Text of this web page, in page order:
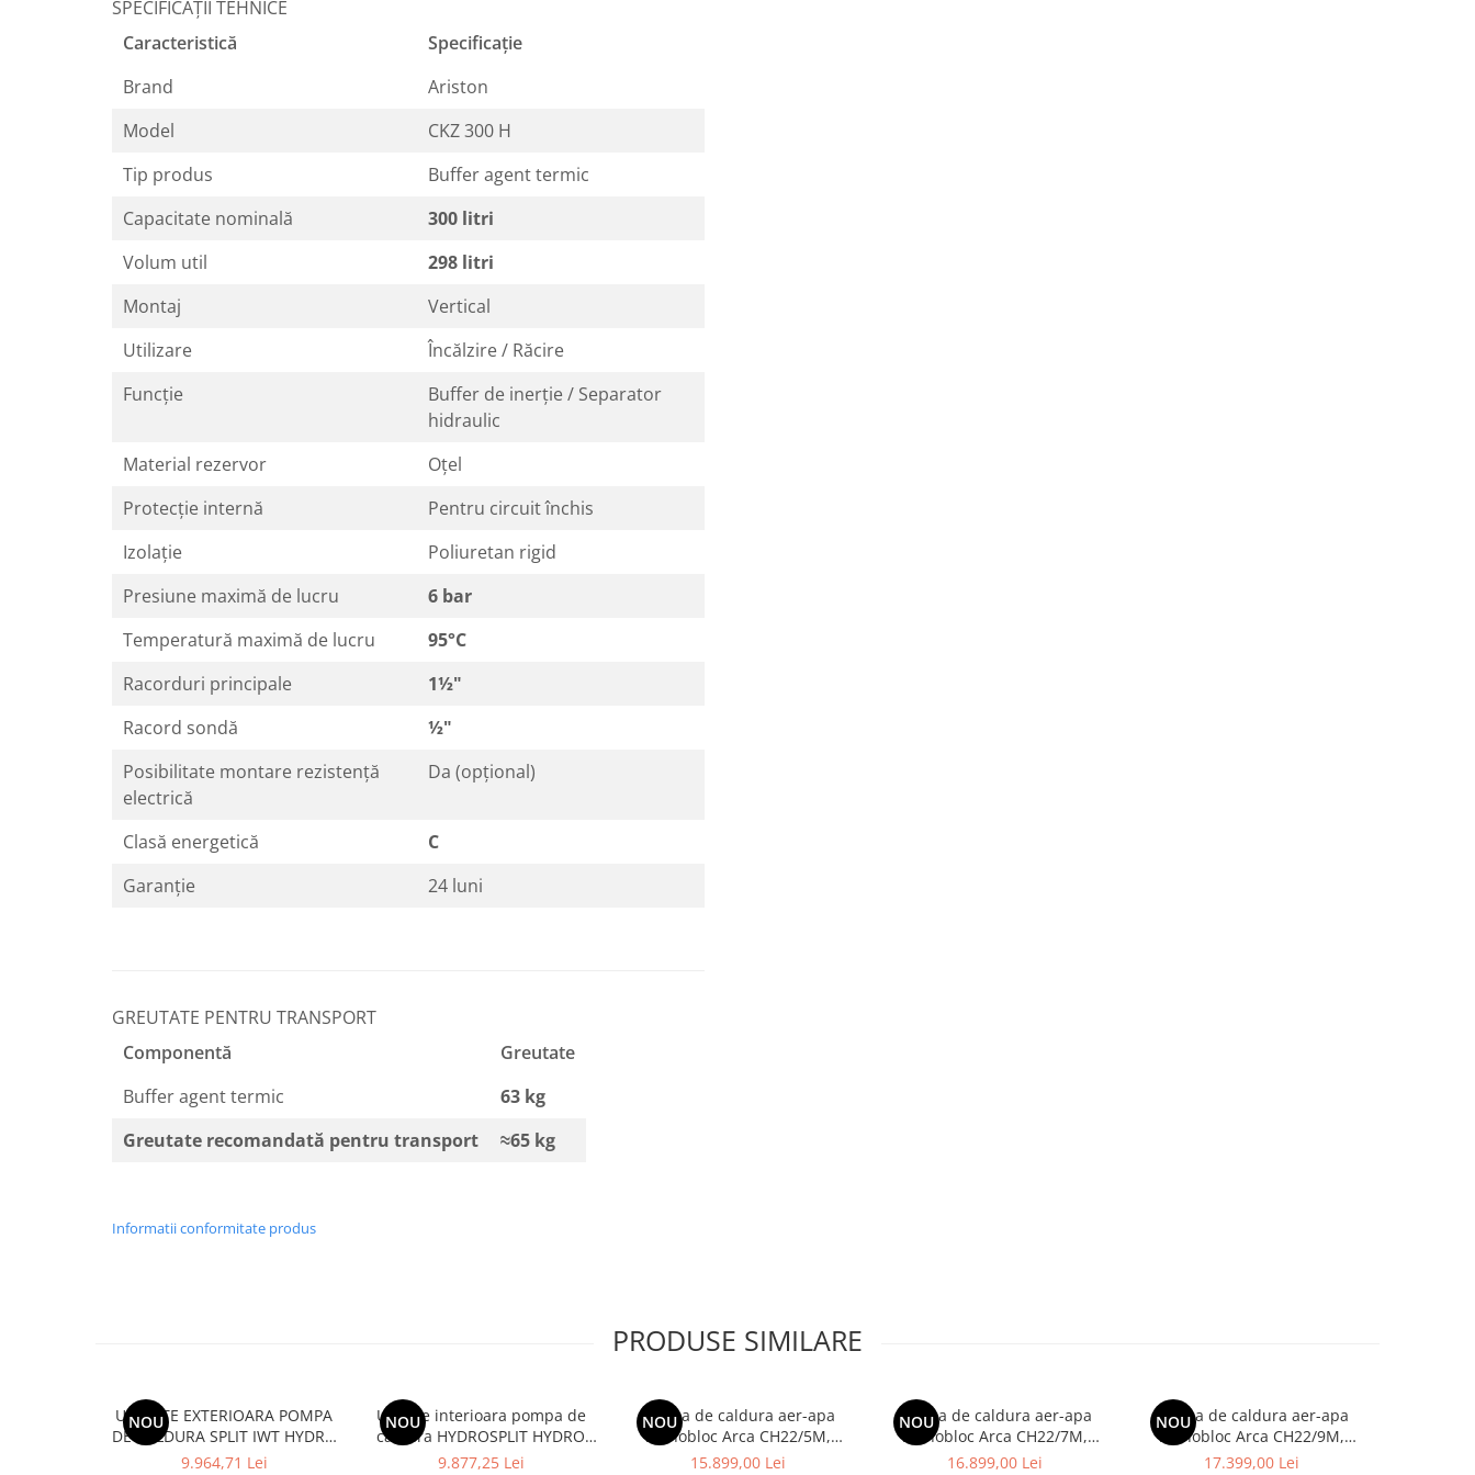
Sifoane si rigole
SPECIFICAȚII TEHNICE
Caracteristică
Specificație
Brand
Ariston
Model
CKZ 300 H
Tip produs
Buffer agent termic
Capacitate nominală
300 litri
Volum util
298 litri
Montaj
Vertical
Utilizare
Încălzire / Răcire
Funcție
Buffer de inerție / Separator
hidraulic
Material rezervor
Oțel
Protecție internă
Pentru circuit închis
Izolație
Poliuretan rigid
Presiune maximă de lucru
6 bar
Temperatură maximă de lucru
95°C
Racorduri principale
1½"
Racord sondă
½"
Posibilitate montare rezistență
electrică
Da (opțional)
Clasă energetică
C
Garanție
24 luni
GREUTATE PENTRU TRANSPORT
Componentă
Greutate
Buffer agent termic
63 kg
Greutate recomandată pentru transport
≈65 kg
Informatii conformitate produs
PRODUSE SIMILARE
NOU
UNITATE EXTERIOARA POMPA
DE CALDURA SPLIT IWT HYDRO
BOX R32 MONOFAZIC ODU
9.964,71 Lei
NOU
Unitate interioara pompa de
caldura HYDROSPLIT HYDRO
BOX R32 TRIFAZIC IDU HN1600
9.877,25 Lei
NOU
Pompa de caldura aer-apa
monobloc Arca CH22/5M,
monofazata, clasa energetica
15.899,00 Lei
NOU
Pompa de caldura aer-apa
monobloc Arca CH22/7M,
monofazata, clasa energetica
16.899,00 Lei
NOU
Pompa de caldura aer-apa
monobloc Arca CH22/9M,
monofazata, clasa energetica
17.399,00 Lei